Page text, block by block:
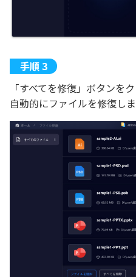
「すべてを修復」ボタンを
自動的にファイルを修復しま